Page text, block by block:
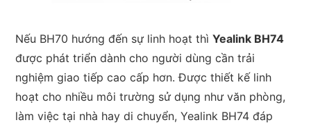
Nếu BH70 hướng đến sự linh hoạt thìYealink BH74
được phát triển dành cho người dùng cần trải
nghiệm giao tiếp cao cấp hơn. Được thiết kế linh
hoạt cho nhiều môi trường sử dụng như văn phòng,
làm việc tại nhà hay di chuyển, Yealink BH74 đáp